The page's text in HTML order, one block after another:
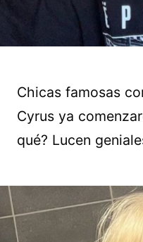
Chicas famosas
Cyrus ya
qué? Lucen